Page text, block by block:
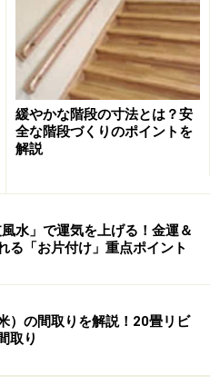
かりと考えておかなければ
いますか？
持ちよい空間になるかとい
引っ張られ、かえって水平
右の壁が迫ってくる感覚に
窓などを設けて目線が外に
がりを感じられます。
緩やかな階段の寸法とは？安
全な階段づくりのポイントを
解説
水」で運気を上げる！金運＆
る「お片付け」重点ポイント
）の間取りを解説！20畳リビ
取り